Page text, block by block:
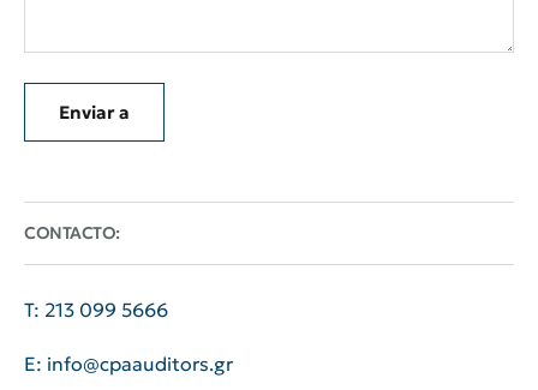
CONTACTO:
T: 213 099 5666
E: info@cpaauditors.gr
Enviar a